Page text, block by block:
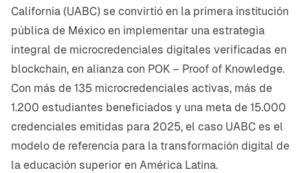
California (UABC) se convirtió en la primera institución
pública de México en implementar una estrategia
integral de microcredenciales digitales verificadas en
blockchain, en alianza con POK – Proof of Knowledge.
Con más de 135 microcredenciales activas, más de
1.200 estudiantes beneficiados y una meta de 15.000
credenciales emitidas para 2025, el caso UABC es el
modelo de referencia para la transformación digital de
la educación superior en América Latina.